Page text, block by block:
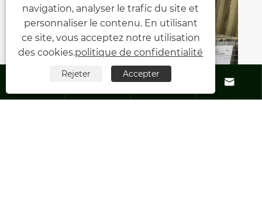
 
navigation, analyser le trafic du site et
personnaliser le contenu. En utilisant
ce site, vous acceptez notre utilisation
des cookies.politique de confidentialité
Rejeter Accepter